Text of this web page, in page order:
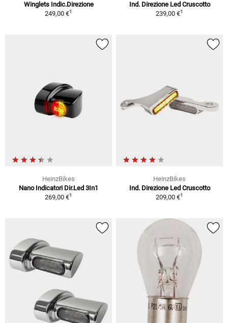
Winglets Indic.Direzione
249,00 €1
Ind. Direzione Led Cruscotto
239,00 €1
HeinzBikes
Nano Indicatori Dir.Led 3In1
269,00 €1
HeinzBikes
Ind. Direzione Led Cruscotto
209,00 €1